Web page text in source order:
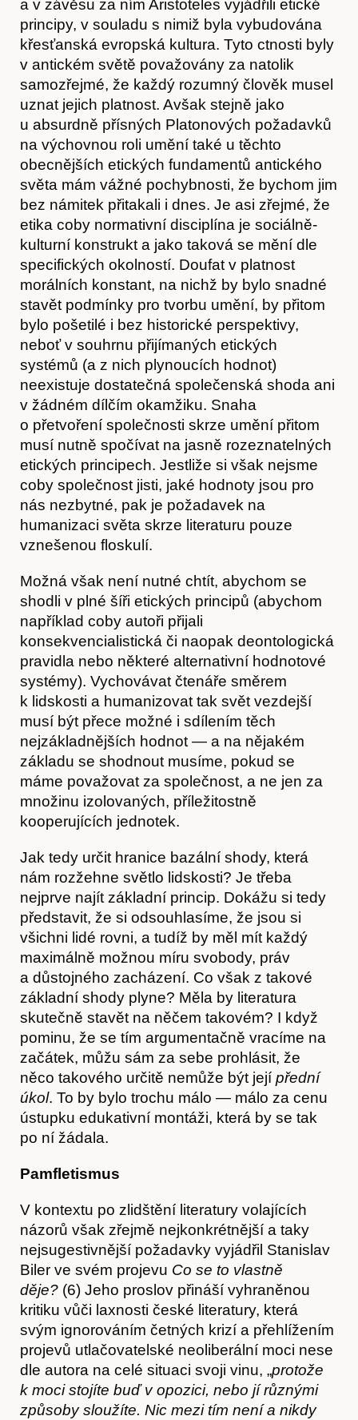
O nás
Obchod
a v závěsu za ním Aristoteles vyjádřili etické
principy, v souladu s nimiž byla vybudována
křesťanská evropská kultura. Tyto ctnosti byly
v antickém světě považovány za natolik
samozřejmé, že každý rozumný člověk musel
uznat jejich platnost. Avšak stejně jako
u absurdně přísných Platonových požadavků
na výchovnou roli umění také u těchto
obecnějších etických fundamentů antického
světa mám vážné pochybnosti, že bychom jim
bez námitek přitakali i dnes. Je asi zřejmé, že
etika coby normativní disciplína je sociálně-
kulturní konstrukt a jako taková se mění dle
specifických okolností. Doufat v platnost
morálních konstant, na nichž by bylo snadné
stavět podmínky pro tvorbu umění, by přitom
bylo pošetilé i bez historické perspektivy,
neboť v souhrnu přijímaných etických
systémů (a z nich plynoucích hodnot)
neexistuje dostatečná společenská shoda ani
v žádném dílčím okamžiku. Snaha
o přetvoření společnosti skrze umění přitom
musí nutně spočívat na jasně rozeznatelných
etických principech. Jestliže si však nejsme
coby společnost jisti, jaké hodnoty jsou pro
nás nezbytné, pak je požadavek na
humanizaci světa skrze literaturu pouze
vznešenou floskulí.
Možná však není nutné chtít, abychom se
shodli v plné šíři etických principů (abychom
například coby autoři přijali
konsekvencialistická či naopak deontologická
pravidla nebo některé alternativní hodnotové
systémy). Vychovávat čtenáře směrem
k lidskosti a humanizovat tak svět vezdejší
musí být přece možné i sdílením těch
nejzákladnějších hodnot — a na nějakém
základu se shodnout musíme, pokud se
máme považovat za společnost, a ne jen za
množinu izolovaných, příležitostně
kooperujících jednotek.
Jak tedy určit hranice bazální shody, která
nám rozžehne světlo lidskosti? Je třeba
nejprve najít základní princip. Dokážu si tedy
představit, že si odsouhlasíme, že jsou si
všichni lidé rovni, a tudíž by měl mít každý
maximálně možnou míru svobody, práv
a důstojného zacházení. Co však z takové
základní shody plyne? Měla by literatura
skutečně stavět na něčem takovém? I když
pominu, že se tím argumentačně vracíme na
začátek, můžu sám za sebe prohlásit, že
něco takového určitě nemůže být její přední
úkol. To by bylo trochu málo — málo za cenu
ústupku edukativní montáži, která by se tak
po ní žádala.
Pamfletismus
V kontextu po zlidštění literatury volajících
názorů však zřejmě nejkonkrétnější a taky
nejsugestivnější požadavky vyjádřil Stanislav
Biler ve svém projevu Co se to vlastně
děje? (6) Jeho proslov přináší vyhraněnou
kritiku vůči laxnosti české literatury, která
svým ignorováním četných krizí a přehlížením
projevů utlačovatelské neoliberální moci nese
dle autora na celé situaci svoji vinu, „protože
k moci stojíte buď v opozici, nebo jí různými
způsoby sloužíte. Nic mezi tím není a nikdy